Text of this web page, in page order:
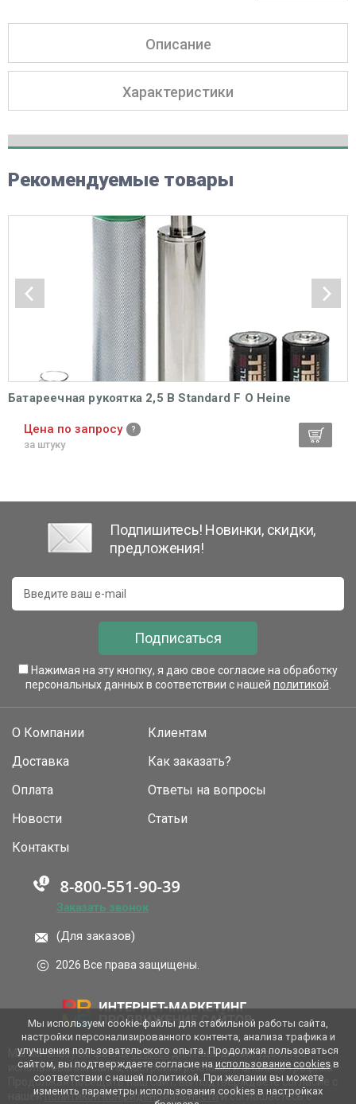
Описание
Характеристики
Рекомендуемые товары
Батареечная рукоятка 2,5 В Standard F O Heine
Цена по запросу
за штуку
Подпишитесь! Новинки, скидки,
предложения!
Подписаться
Нажимая на эту кнопку, я даю свое согласие на обработку
персональных данных в соответствии с нашей политикой
О Компании
Доставка
Оплата
Новости
Клиентам
Как заказать?
Ответы на вопросы
Статьи
Контакты
Заказать звонок
(Для заказов)
2026 Все права защищены.
Мы используем файлыcookies для повышения удобства
использования сайта, настройки рекламы и анализа трафика.
Продолжая посещать наш сайт, вы подтверждаете согласие с
нашейполитикой конфиденциальностии соглашаетесь с
Мы используем cookie-файлы для стабильной работы сайта,
настройки персонализированного контента, анализа трафика и
улучшения пользовательского опыта. Продолжая пользоваться
сайтом, вы подтверждаете согласие на использование cookiesв
соответствии с нашей политикой. При желании вы можете
изменить параметры использования cookies в настройках